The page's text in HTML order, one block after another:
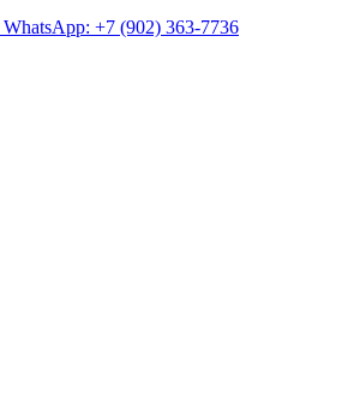
WhatsApp: +7 (902) 363-7736